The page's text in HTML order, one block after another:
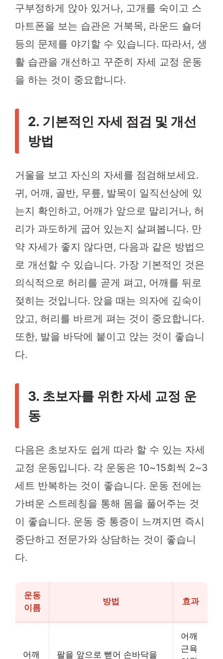
구부정하게 앉아 있거나, 고개를 숙이고 스
마트폰을 보는 습관은 거북목, 라운드 숄더
등의 문제를 야기할 수 있습니다. 따라서, 생
활 습관을 개선하고 꾸준히 자세 교정 운동
을 하는 것이 중요합니다.
2. 기본적인 자세 점검 및 개선
방법
거울을 보고 자신의 자세를 점검해보세요.
귀, 어깨, 골반, 무릎, 발목이 일직선상에 있
는지 확인하고, 어깨가 앞으로 말리거나, 허
리가 과도하게 굽어 있는지 살펴봅니다. 만
약 자세가 좋지 않다면, 다음과 같은 방법으
로 개선할 수 있습니다. 가장 기본적인 것은
의식적으로 허리를 곧게 펴고, 어깨를 뒤로
젖히는 것입니다. 앉을 때는 의자에 깊숙이
앉고, 허리를 바르게 펴는 것이 중요합니다.
또한, 발을 바닥에 붙이고 앉는 것이 좋습니
다.
3. 초보자를 위한 자세 교정 운
동
다음은 초보자도 쉽게 따라 할 수 있는 자세
교정 운동입니다. 각 운동은 10~15회씩 2~3
세트 반복하는 것이 좋습니다. 운동 전에는
가벼운 스트레칭을 통해 몸을 풀어주는 것
이 좋습니다. 운동 중 통증이 느껴지면 즉시
중단하고 전문가와 상담하는 것이 좋습니
다.
운동
이름
방법 효과
어깨
팔을 앞으로 뻗어 손바닥을
어깨
근육